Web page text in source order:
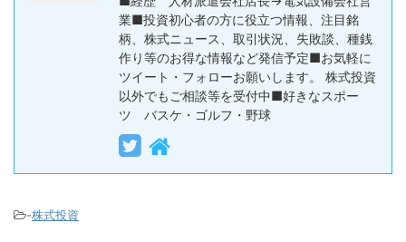
業■投資初心者の方に役立つ情報、注目銘
柄、株式ニュース、取引状況、失敗談、種銭
作り等のお得な情報など発信予定■お気軽に
ツイート・フォローお願いします。 株式投資
以外でもご相談等を受付中■好きなスポー
ツ バスケ・ゴルフ・野球
-株式投資